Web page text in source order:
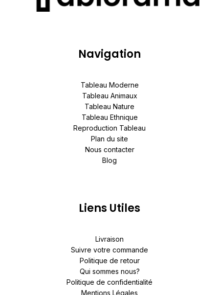
Navigation
Tableau Moderne
Tableau Animaux
Tableau Nature
Tableau Ethnique
Reproduction Tableau
Plan du site
Nous contacter
Blog
Liens Utiles
Livraison
Suivre votre commande
Politique de retour
Qui sommes nous?
Politique de confidentialité
Mentions Légales